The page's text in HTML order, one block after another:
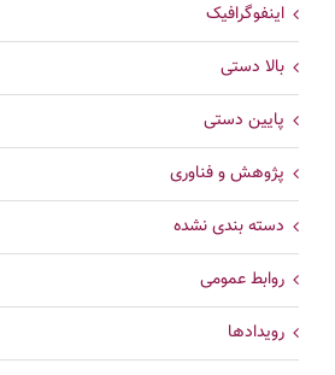
اینفوگرافیک
بالا دستی
پایین دستی
پژوهش و فناوری
دسته بندی نشده
روابط عمومی
رویدادها